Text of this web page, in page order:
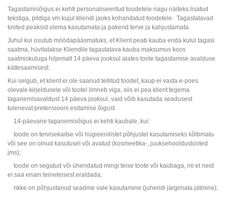
Tagastamisõigus ei kehti personaliseeritud toodetele nagu näiteks lisatud
tekstiga, pildiga vm kujul kliendi jaoks kohandatud toodetele. Tagastatavad
tooted peaksid olema kasutamata ja pakend terve ja kahjustamata.
Juhul kui osutub möödapääsmatuks, et Klient peab kauba enda kulul tagasi
saatma, hüvitatakse Kliendile tagastatava kauba maksumus koos
saatmiskuluga hiljemalt 14 päeva jooksul alates toote tagastamise avalduse
kättesaamisest.
Kui selgub, et klient ei ole saanud tellitud toodet, kaup ei vasta e-poes
olevale kirjeldusele või tootel ilmneb viga, siis ei pea klient tegema
taganemisavaldust 14 päeva jooksul, vaid võib kasutada seadusest
tulenevat pretensiooni esitamise õigust.
14-päevane taganemisõigus ei kehti kaubale, kui:
toode on tervisekaitse või hügieenilistel põhjustel kasutamiseks kõlbmatu
või see on olnud kasutusel või avatud (kosmeetika-, juuksehooldustooted
jms);
toode on segatud või ühendatud mingi teise toote või kaubaga, nii et neid
ei saa enam teineteisest eraldada;
rikke on põhjustanud seadme vale kasutamine (juhendi järgimata jätmine);